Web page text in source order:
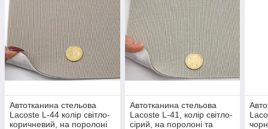
Автотканина стельова
Lacoste L-44 колір світло-
коричневий, на поролоні
Автотканина стельова
Lacoste L-41, колір світло-
сірий, на поролоні та